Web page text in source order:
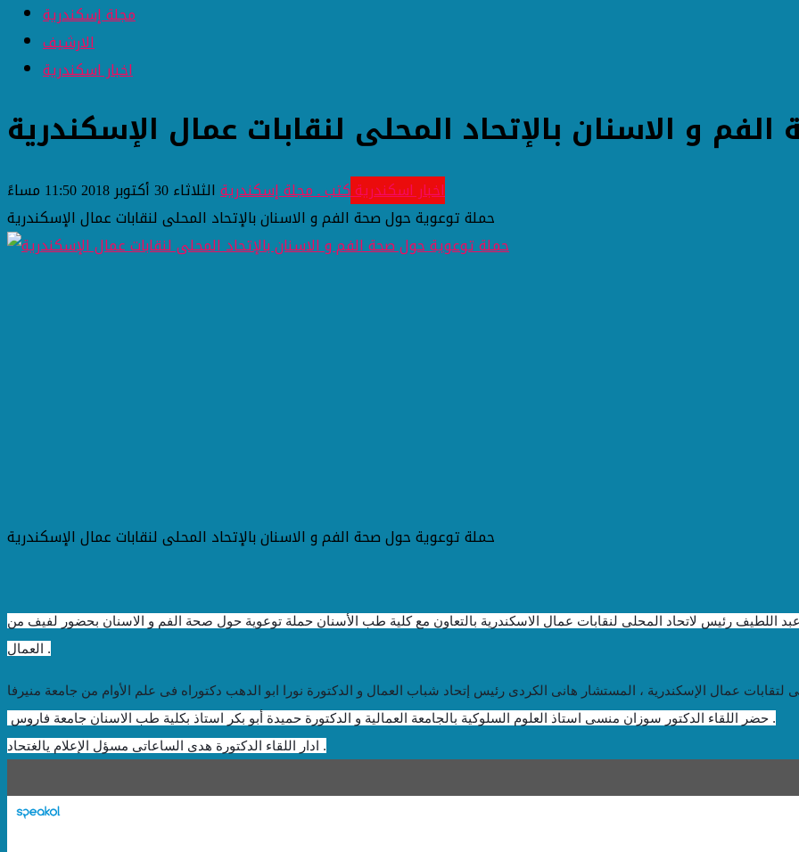
مجلة إسكندرية
الارشيف
اخبار اسكندرية
و الاسنان بالإتحاد المحلى لنقابات عمال الإسكندرية
اخبار اسكندريةكتب ـ مجلة إسكندرية الثلاثاء 30 أكتوبر 2018 11:50 مساءً
حملة توعوية حول صحة الفم و الاسنان بالإتحاد المحلى لنقابات عمال الإسكندرية
عبد اللطيف رئيس لاتحاد المحلى لنقابات عمال الاسكندرية بالتعاون مع كلية طب الأسنان حملة توعوية حول صحة الفم و الاسنان بحضور لفيف من
العمال .
حضر اللقاء الدكتور سوزان منسى استاذ العلوم السلوكية بالجامعة العمالية و الدكتورة حميدة أبو بكر استاذ بكلية طب الاسنان جامعة فاروس .
ادار اللقاء الدكتورة هدى الساعاتى مسؤل الإعلام يالغتحاد .